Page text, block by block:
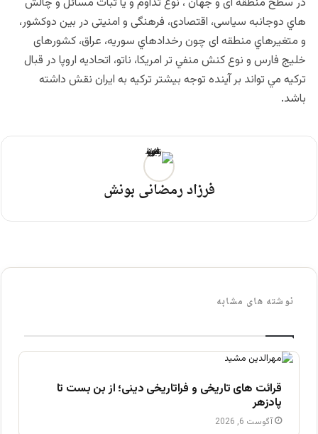
هاي دوجانبه سیاسی، اقتصادی، فرهنگی و امنیتی در بين دوکشور،
و متغيرهاي منطقه ای چون رخدادهاي سوریه، عراق، کشورهای
خلیج فارس و نوع كنش منفي تر امريكا، ناتو، اتحادیه اروپا در قبال
تركيه مي تواند بر آينده توجه بيشتر تركيه به ايران نقش داشته
باشد.
فرزاد رمضانی بونش
نوشته های مشابه
قرائت های تاریخی و فراتاریخی دینی؛ از بن بست تا
پادزهر
آگوست 6, 2026